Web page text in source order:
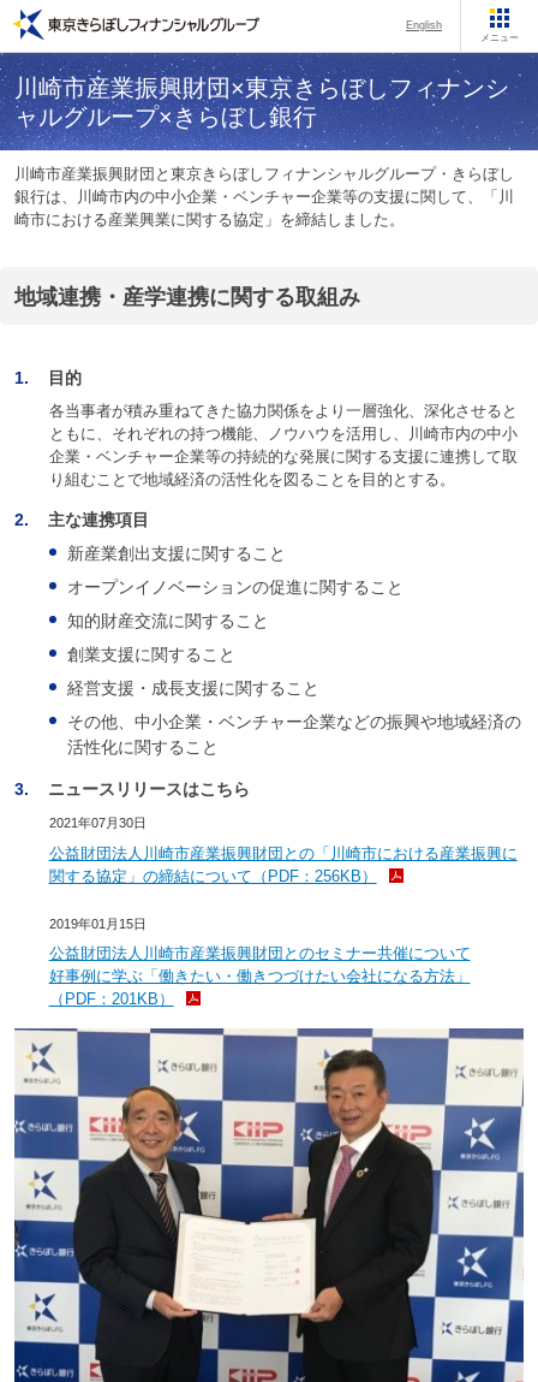
English
メニュー
川崎市産業振興財団×東京きらぼしフィナンシ
ャルグループ×きらぼし銀行
川崎市産業振興財団と東京きらぼしフィナンシャルグループ・きらぼし
銀行は、川崎市内の中小企業・ベンチャー企業等の支援に関して、「川
崎市における産業興業に関する協定」を締結しました。
地域連携・産学連携に関する取組み
1. 目的
各当事者が積み重ねてきた協力関係をより一層強化、深化させると
ともに、それぞれの持つ機能、ノウハウを活用し、川崎市内の中小
企業・ベンチャー企業等の持続的な発展に関する支援に連携して取
り組むことで地域経済の活性化を図ることを目的とする。
2.
主な連携項目
新産業創出支援に関すること
オープンイノベーションの促進に関すること
知的財産交流に関すること
創業支援に関すること
経営支援・成長支援に関すること
その他、中小企業・ベンチャー企業などの振興や地域経済の
活性化に関すること
3. ニュースリリースはこちら
2021年07月30日
公益財団法人川崎市産業振興財団との「川崎市における産業振興に
関する協定」の締結について（PDF：256KB）
2019年01月15日
公益財団法人川崎市産業振興財団とのセミナー共催について
好事例に学ぶ「働きたい・働きつづけたい会社になる方法」
（PDF：201KB）